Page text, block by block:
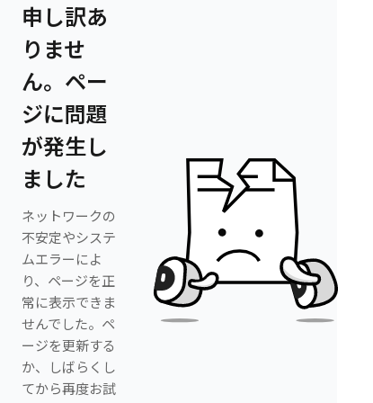
申し訳あ
りませ
ん。ペー
ジに問題
が発生し
ました
ネットワークの
不安定やシステ
ムエラーによ
り、ページを正
常に表示できま
せんでした。ペ
ージを更新する
か、しばらくし
てから再度お試